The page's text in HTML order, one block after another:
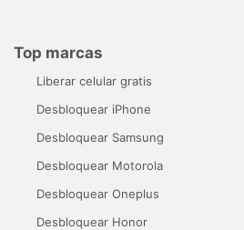
Top marcas
Liberar celular gratis
Desbloquear iPhone
Desbloquear Samsung
Desbloquear Motorola
Desbloquear Oneplus
Desbloquear Honor